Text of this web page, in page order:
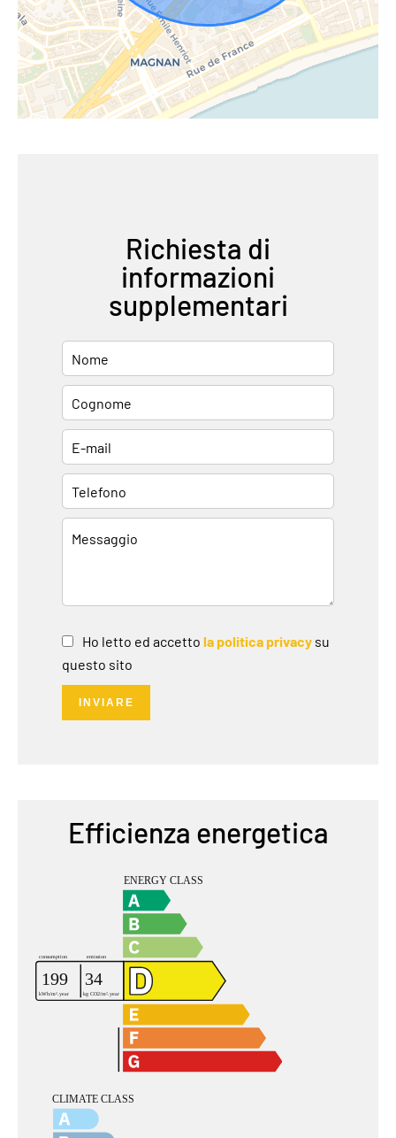
Richiesta di
informazioni
supplementari
Ho letto ed accetto la politica privacy su
questo sito
INVIARE
Efficienza energetica